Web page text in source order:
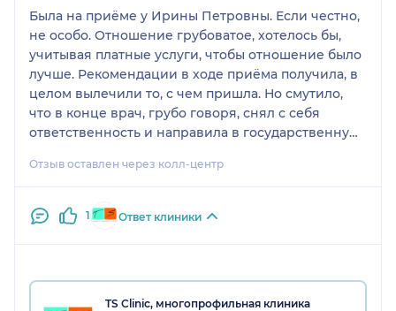
Была на приёме у Ирины Петровны. Если честно,
не особо. Отношение грубоватое, хотелось бы,
учитывая платные услуги, чтобы отношение было
лучше. Рекомендации в ходе приёма получила, в
целом вылечили то, с чем пришла. Но смутило,
что в конце врач, грубо говоря, снял с себя
ответственность и направила в государственную
Отзыв оставлен через колл-центр
1 Ответ клиники
TS Clinic, многопрофильная клиника